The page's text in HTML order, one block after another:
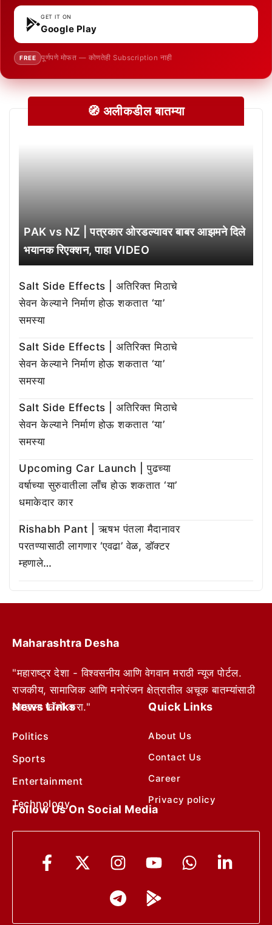
GET IT ON
Google Play
FREE पूर्णपणे मोफत — कोणतेही Subscription नाही
🧭 अलीकडील बातम्या
PAK vs NZ | पत्रकार ओरडल्यावर बाबर आझमने दिले
भयानक रिएक्शन, पाहा VIDEO
Salt Side Effects | अतिरिक्त मिठाचे
सेवन केल्याने निर्माण होऊ शकतात ‘या’
समस्या
Salt Side Effects | अतिरिक्त मिठाचे
सेवन केल्याने निर्माण होऊ शकतात ‘या’
समस्या
Salt Side Effects | अतिरिक्त मिठाचे
सेवन केल्याने निर्माण होऊ शकतात ‘या’
समस्या
Upcoming Car Launch | पुढच्या
वर्षाच्या सुरुवातीला लाँच होऊ शकतात ‘या’
धमाकेदार कार
Rishabh Pant | ऋषभ पंतला मैदानावर
परतण्यासाठी लागणार ‘एवढा’ वेळ, डॉक्टर
म्हणाले…
Maharashtra Desha
"महाराष्ट्र देशा - विश्वसनीय आणि वेगवान मराठी न्यूज पोर्टल.
राजकीय, सामाजिक आणि मनोरंजन क्षेत्रातील अचूक बातम्यांसाठी
आम्हाला फॉलो करा."
News Links
Politics
Sports
Entertainment
Technology
Quick Links
About Us
Contact Us
Career
Privacy policy
Follow Us On Social Media